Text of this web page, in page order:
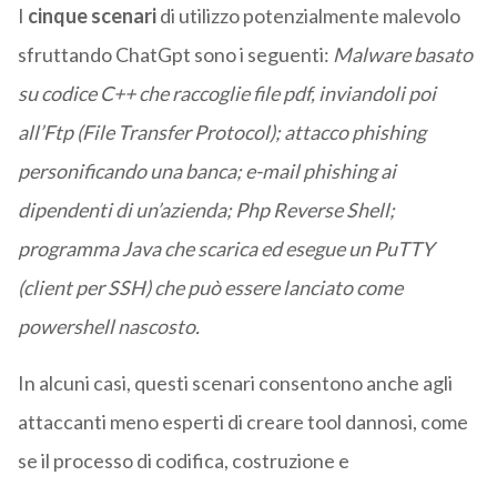
I cinque scenaridi utilizzo potenzialmente malevolo
sfruttando ChatGpt sono i seguenti: Malware basato
su codice C++ che raccoglie file pdf, inviandoli poi
all’Ftp (File Transfer Protocol); attacco phishing
personificando una banca; e-mail phishing ai
dipendenti di un’azienda; Php Reverse Shell;
programma Java che scarica ed esegue un PuTTY
(client per SSH) che può essere lanciato come
powershell nascosto.
In alcuni casi, questi scenari consentono anche agli
attaccanti meno esperti di creare tool dannosi, come
se il processo di codifica, costruzione e